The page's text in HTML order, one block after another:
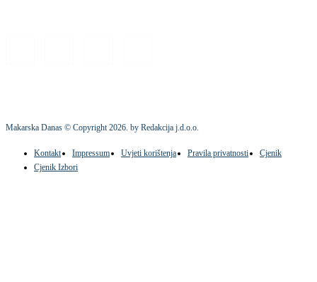
Makarska Danas © Copyright2026. by Redakcija j.d.o.o.
Kontakt Impressum Uvjeti korištenja Pravila privatnosti
Cjenik
Cjenik Izbori